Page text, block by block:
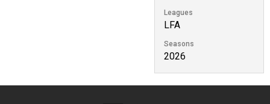
Leagues
LFA
Seasons
2026